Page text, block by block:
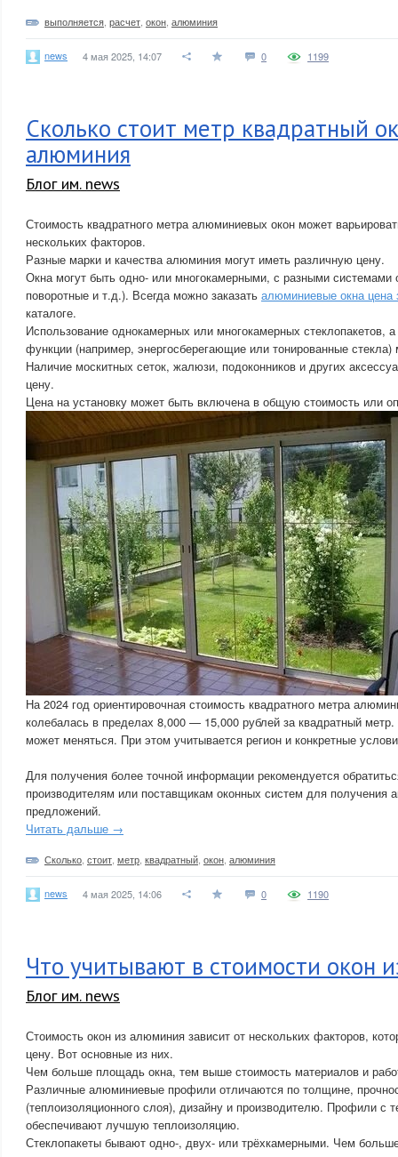
выполняется расчет окон алюминия
news 4 мая 2025, 14:07 0 1199
Сколько стоит метр квадратный
алюминия
Блог им. news
Стоимость квадратного метра алюминиевых окон может
нескольких факторов.
Разные марки и качества алюминия могут иметь различную цену.
Окна могут быть одно- или многокамерными, с разными системами
поворотные и т.д.). Всегда можно заказать алюминиевые окна цена
каталоге.
Использование однокамерных или многокамерных стеклопакетов,
функции (например, энергосберегающие или тонированные стекла)
Наличие москитных сеток, жалюзи, подоконников и других
цену.
Цена на установку может быть включена в общую стоимость или
На 2024 год ориентировочная стоимость квадратного метра
колебалась в пределах 8,000 — 15,000 рублей за квадратный
может меняться. При этом учитывается регион и конкретные
Для получения более точной информации рекомендуется
производителям или поставщикам оконных систем для получения
предложений.
Читать дальше →
Сколько стоит метр квадратный окон алюминия
news 4 мая 2025, 14:06 0 1190
Что учитывают в стоимости окон
Блог им. news
Стоимость окон из алюминия зависит от нескольких факторов,
цену. Вот основные из них.
Чем больше площадь окна, тем выше стоимость материалов и
Различные алюминиевые профили отличаются по толщине,
(теплоизоляционного слоя), дизайну и производителю. Профили с
обеспечивают лучшую теплоизоляцию.
Стеклопакеты бывают одно-, двух- или трёхкамерными. Чем